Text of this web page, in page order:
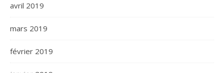
avril 2019
mars 2019
février 2019